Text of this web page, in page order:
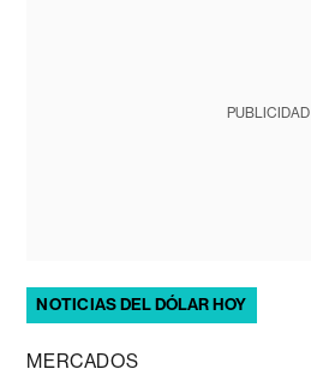
PUBLICIDAD
NOTICIAS DEL DÓLAR HOY
MERCADOS